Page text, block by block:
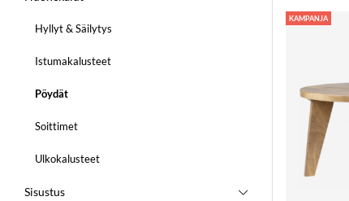
Hyllyt & Säilytys
Istumakalusteet
Pöydät
Soittimet
Ulkokalusteet
Sisustus
Tuotteet
KAMPANJA